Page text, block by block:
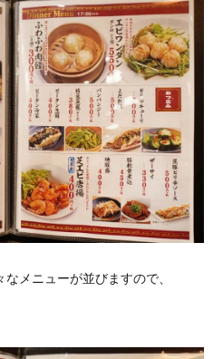
メニューが並びますので、